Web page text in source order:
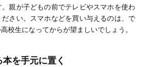
親が子どもの前でテレビやスマホを使わ
さい。スマホなどを買い与えるのは、で
校生になってからが望ましいでしょう。
を手元に置く